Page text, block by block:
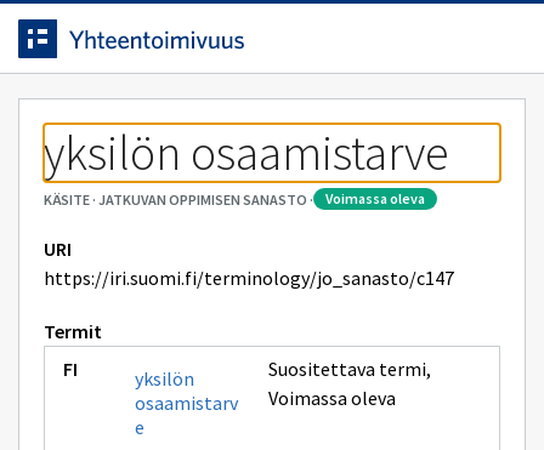
Siirrytty
sivulle
Siirry suoraan sisältöön.
yksilön osaamistarve
KÄSITE· JATKUVAN OPPIMISEN SANASTO · voimassa oleva
URI
https://iri.suomi.fi/terminology/jo_sanasto/c147
Termit
yksilön
osaamistarv
e
Suositettava termi,
Voimassa oleva